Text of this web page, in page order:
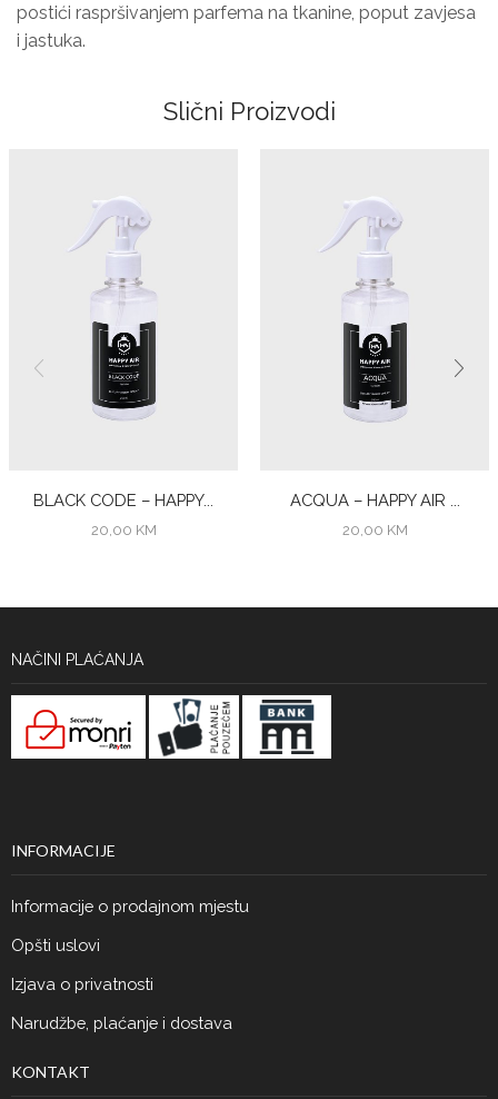
postići raspršivanjem parfema na tkanine, poput zavjesa
i jastuka.
Slični Proizvodi
BLACK CODE – HAPPY...
20,00 KM
ACQUA – HAPPY AIR ...
20,00 KM
NAČINI PLAĆANJA
INFORMACIJE
Informacije o prodajnom mjestu
Opšti uslovi
Izjava o privatnosti
Narudžbe, plaćanje i dostava
KONTAKT